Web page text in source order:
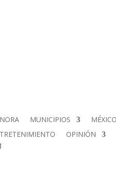
MUNICIPIOS MÉXICO
OPINIÓN